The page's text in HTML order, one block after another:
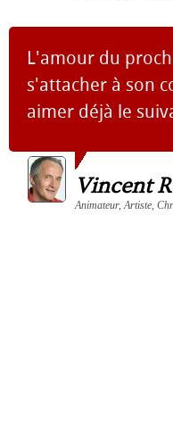
L'amour du
s'attacher à son
aimer déjà le
Vincent
Animateur, Artiste,